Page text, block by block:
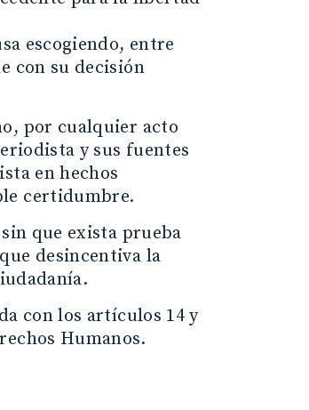
escogiendo, entre
con su decisión
por cualquier acto
y sus fuentes
en hechos
certidumbre.
que exista prueba
desincentiva la
con los artículos 14 y
Humanos.